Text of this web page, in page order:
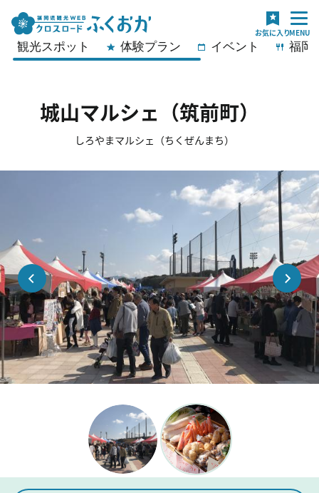
観光スポット 体験プラン イベント 福岡
城山マルシェ（筑前町）
しろやまマルシェ（ちくぜんまち）